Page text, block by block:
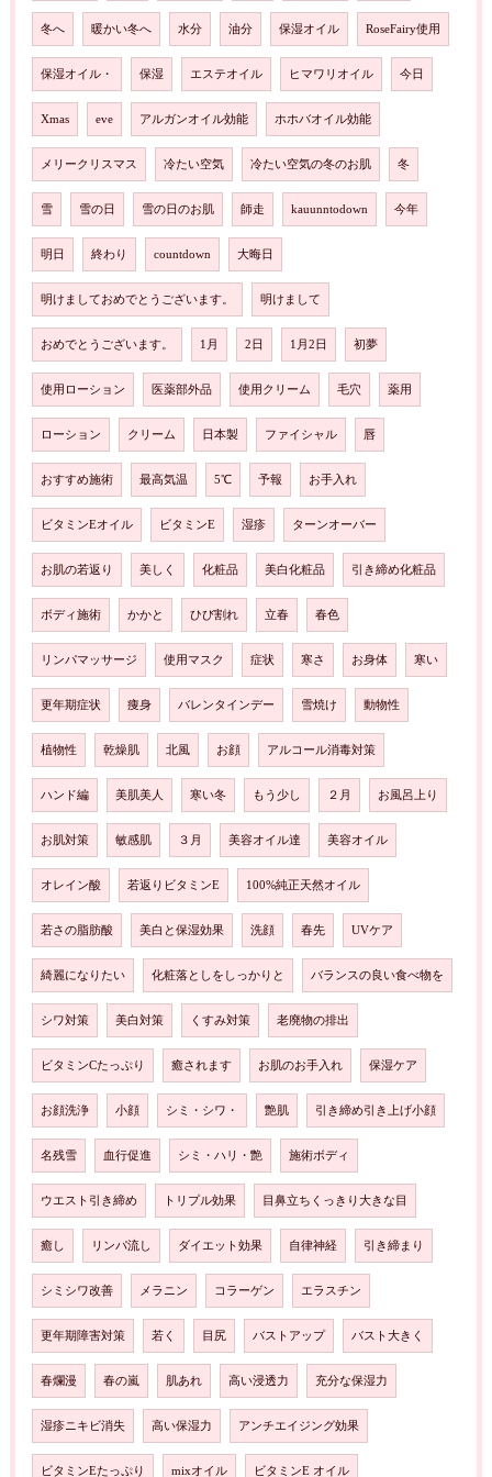
冬へ 暖かい冬へ 水分 油分 保湿オイル RoseFairy使用
保湿オイル・ 保湿 エステオイル ヒマワリオイル 今日
Xmas eve アルガンオイル効能 ホホバオイル効能
メリークリスマス 冷たい空気 冷たい空気の冬のお肌 冬
雪 雪の日 雪の日のお肌 師走 kauunntodown 今年
明日 終わり countdown 大晦日
明けましておめでとうございます。 明けまして
おめでとうございます。 1月 2日 1月2日 初夢
使用ローション 医薬部外品 使用クリーム 毛穴 薬用
ローション クリーム 日本製 ファイシャル 唇
おすすめ施術 最高気温 5℃ 予報 お手入れ
ビタミンEオイル ビタミンE 湿疹 ターンオーバー
お肌の若返り 美しく 化粧品 美白化粧品 引き締め化粧品
ボディ施術 かかと ひび割れ 立春 春色
リンパマッサージ 使用マスク 症状 寒さ お身体 寒い
更年期症状 痩身 バレンタインデー 雪焼け 動物性
植物性 乾燥肌 北風 お顔 アルコール消毒対策
ハンド編 美肌美人 寒い冬 もう少し ２月 お風呂上り
お肌対策 敏感肌 ３月 美容オイル達 美容オイル
オレイン酸 若返りビタミンE 100%純正天然オイル
若さの脂肪酸 美白と保湿効果 洗顔 春先 UVケア
綺麗になりたい 化粧落としをしっかりと バランスの良い食べ物を
シワ対策 美白対策 くすみ対策 老廃物の排出
ビタミンCたっぷり 癒されます お肌のお手入れ 保湿ケア
お顔洗浄 小顔 シミ・シワ・ 艶肌 引き締め引き上げ小顔
名残雪 血行促進 シミ・ハリ・艶 施術ボディ
ウエスト引き締め トリプル効果 目鼻立ちくっきり大きな目
癒し リンパ流し ダイエット効果 自律神経 引き締まり
シミシワ改善 メラニン コラーゲン エラスチン
更年期障害対策 若く 目尻 バストアップ バスト大きく
春爛漫 春の嵐 肌あれ 高い浸透力 充分な保湿力
湿疹ニキビ消失 高い保湿力 アンチエイジング効果
ビタミンEたっぷり mixオイル ビタミンE オイル